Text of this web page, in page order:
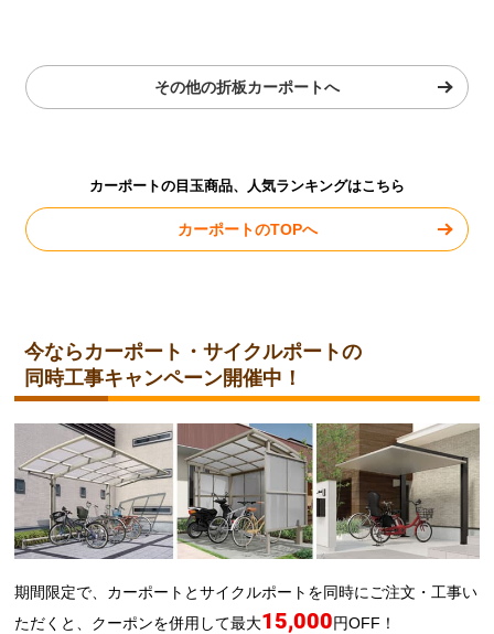
その他の折板カーポートへ
カーポートの目玉商品、人気ランキングはこちら
カーポートのTOPへ
今ならカーポート・サイクルポートの
同時工事キャンペーン開催中！
期間限定で、カーポートとサイクルポートを同時にご注文・工事い
ただくと、クーポンを併用して最大15,000円OFF！